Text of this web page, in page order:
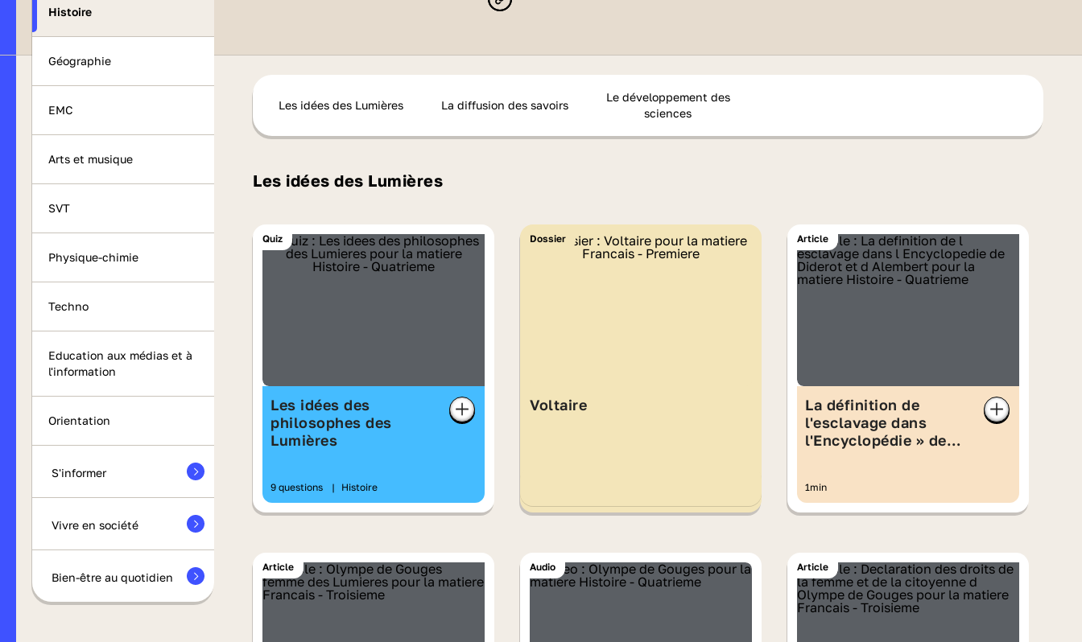
Histoire
Géographie
EMC
Arts et musique
SVT
Physique-chimie
Techno
Education aux médias et à
l'information
Orientation
S'informer
Vivre en société
Bien-être au quotidien
Les idées des Lumières La diffusion des savoirs
Le développement des
sciences
Les idées des Lumières
Quiz
Les idées des
philosophes des
Lumières
9 questions | Histoire
Dossier
Voltaire
Article
La définition de
l'esclavage dans
l'Encyclopédie » de
1min
Article Audio Article